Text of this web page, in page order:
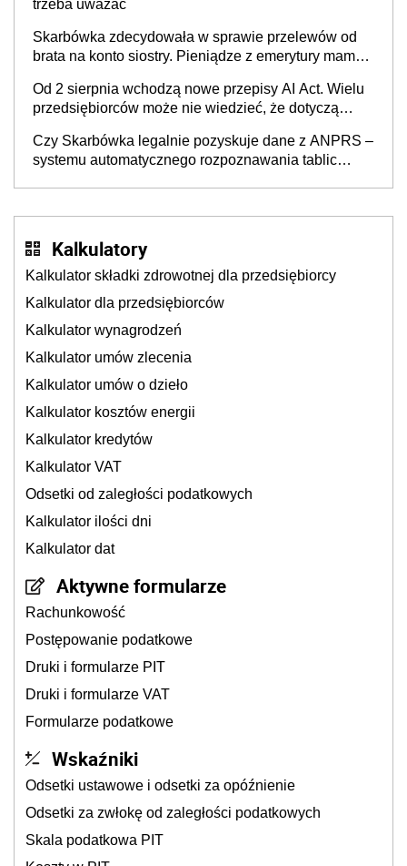
trzeba uważać
Skarbówka zdecydowała w sprawie przelewów od
brata na konto siostry. Pieniądze z emerytury mamy
będzie
Od 2 sierpnia wchodzą nowe przepisy AI Act. Wielu
przedsiębiorców może nie wiedzieć, że dotyczą
Czy Skarbówka legalnie pozyskuje dane z ANPRS –
systemu automatycznego rozpoznawania tablic
Kalkulatory
Kalkulator składki zdrowotnej dla przedsiębiorcy
Kalkulator dla przedsiębiorców
Kalkulator wynagrodzeń
Kalkulator umów zlecenia
Kalkulator umów o dzieło
Kalkulator kosztów energii
Kalkulator kredytów
Kalkulator VAT
Odsetki od zaległości podatkowych
Kalkulator ilości dni
Kalkulator dat
Aktywne formularze
Rachunkowość
Postępowanie podatkowe
Druki i formularze PIT
Druki i formularze VAT
Formularze podatkowe
Wskaźniki
Odsetki ustawowe i odsetki za opóźnienie
Odsetki za zwłokę od zaległości podatkowych
Skala podatkowa PIT